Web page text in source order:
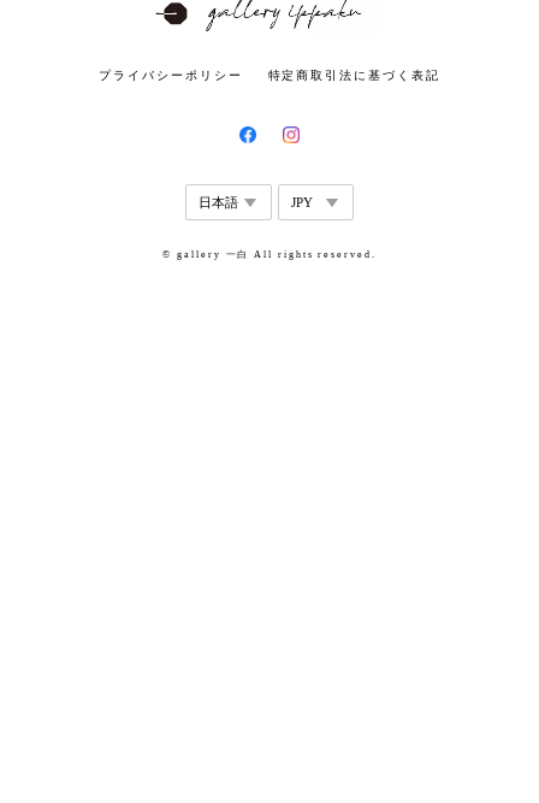
プライバシーポリシー 特定商取引法に基づく表記
© gallery 一白 All rights reserved.